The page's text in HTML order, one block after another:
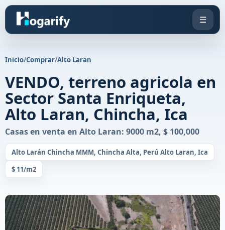
☰
Inicio/Comprar/Alto Laran
VENDO, terreno agricola en
Sector Santa Enriqueta,
Alto Laran, Chincha, Ica
Casas en venta en Alto Laran: 9000 m2, $ 100,000
Alto Larán Chincha MMM, Chincha Alta, Perú Alto Laran, Ica
$ 11/m2